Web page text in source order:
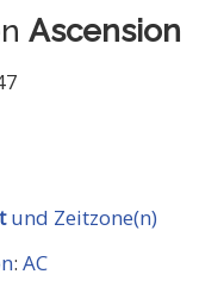
Ascension
und Zeitzone(n)
:AC